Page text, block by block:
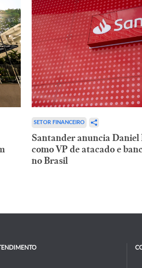
SETOR FINANCEIRO
Santander anuncia Daniel
como VP de atacado e
no Brasil